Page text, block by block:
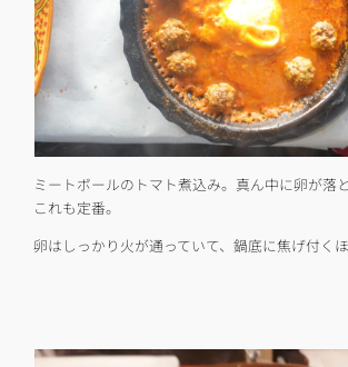
ミートボールのトマト煮込み。真ん中に卵が落
これも定番。
卵はしっかり火が通っていて、鍋底に焦げ付く